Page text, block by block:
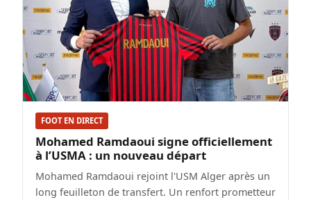
FOOT EN DIRECT
Mohamed Ramdaoui signe officiellement
à l’USMA : un nouveau départ
Mohamed Ramdaoui rejoint l'USM Alger après un
long feuilleton de transfert. Un renfort prometteur